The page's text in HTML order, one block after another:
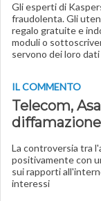
Gli esperti di
fraudolenta. Gli
regalo gratuite e
moduli o
servono dei loro
IL COMMENTO
Telecom,
diffamazione
La controversia tra
positivamente con
sui rapporti
interessi